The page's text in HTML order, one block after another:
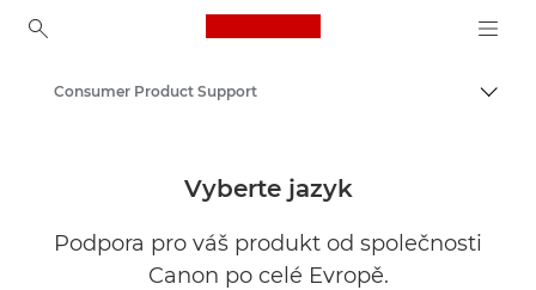
Canon Logo, back to
Consumer Product Support
Vyberte jazyk
Podpora pro váš produkt od společnosti
Canon po celé Evropě.